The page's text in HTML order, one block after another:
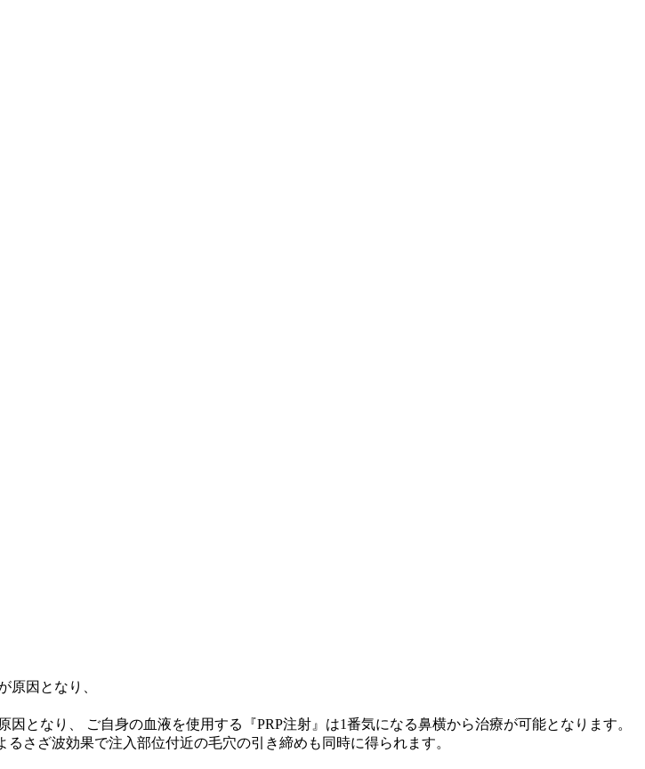
となり、 ご自身の血液を使用する『PRP注射』は1番気になる鼻横から治療が可能となります。
さざ波効果で注入部位付近の毛穴の引き締めも同時に得られます。